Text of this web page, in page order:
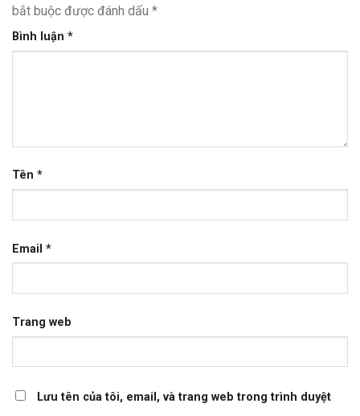
bắt buộc được đánh dấu *
Bình luận *
Tên *
Email *
Trang web
Lưu tên của tôi, email, và trang web trong trình duyệt